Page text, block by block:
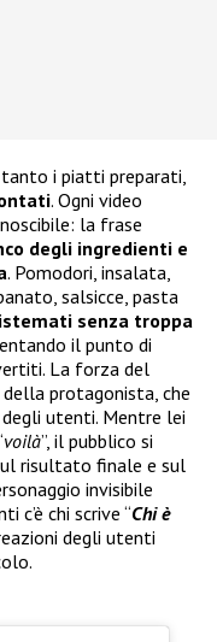
i piatti preparati,
. Ogni video
la frase
degli ingredienti e
. Pomodori, insalata,
salsicce, pasta
senza troppa
il punto di
La forza del
protagonista, che
utenti. Mentre lei
voilà”, il pubblico si
risultato finale e sul
invisibile
c’è chi scrive “Chi è
degli utenti